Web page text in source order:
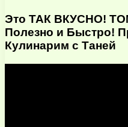
Это ТАК ВКУСНО!
Полезно и Быстро!
Кулинарим с Таней